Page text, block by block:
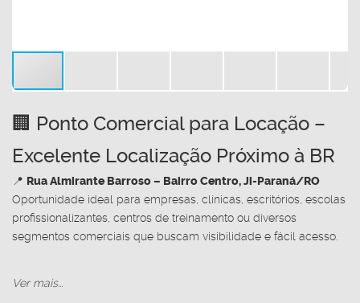
🏢 Ponto Comercial para Locação –
Excelente Localização Próximo à BR
📍 Rua Almirante Barroso – Bairro Centro, Ji-Paraná/RO
Oportunidade ideal para empresas, clínicas, escritórios, escolas
profissionalizantes, centros de treinamento ou diversos
segmentos comerciais que buscam visibilidade e fácil acesso.
Ver mais...